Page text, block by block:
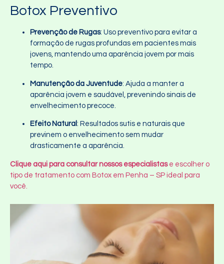
Botox Preventivo
Prevenção de Rugas: Uso preventivo para evitar a
formação de rugas profundas em pacientes mais
jovens, mantendo uma aparência jovem por mais
tempo.
Manutenção da Juventude: Ajuda a manter a
aparência jovem e saudável, prevenindo sinais de
envelhecimento precoce.
Efeito Natural : Resultados sutis e naturais que
previnem o envelhecimento sem mudar
drasticamente a aparência.
Clique aqui para consultar nossos especialistase escolher o
tipo de tratamento com Botox em Penha – SP ideal para
você.